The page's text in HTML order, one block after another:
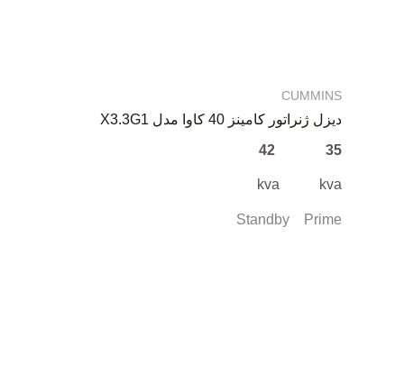
CUMMINS
دیزل ژنراتور کامینز 40 کاوا مدل X3.3G1
35 42
kva kva
Standby Prime